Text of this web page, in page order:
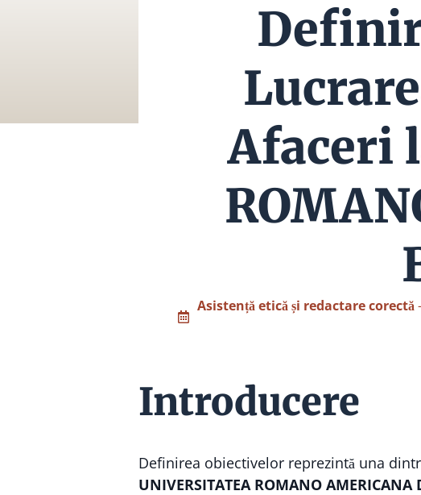
Afaceri
Asistență etică și redactare corectă
Introducere
Definirea obiectivelor reprezintă una
UNIVERSITATEA ROMANO AMERICANA